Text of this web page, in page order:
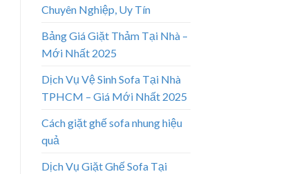
Chuyên Nghiệp, Uy Tín
Bảng Giá Giặt Thảm Tại Nhà –
Mới Nhất 2025
Dịch Vụ Vệ Sinh Sofa Tại Nhà
TPHCM – Giá Mới Nhất 2025
Cách giặt ghế sofa nhung hiệu
quả
Dịch Vụ Giặt Ghế Sofa Tại